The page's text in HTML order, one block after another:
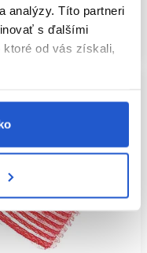
analýzy. Títo partneri
s ďalšími
ktoré od vás získali,
Mám záujem